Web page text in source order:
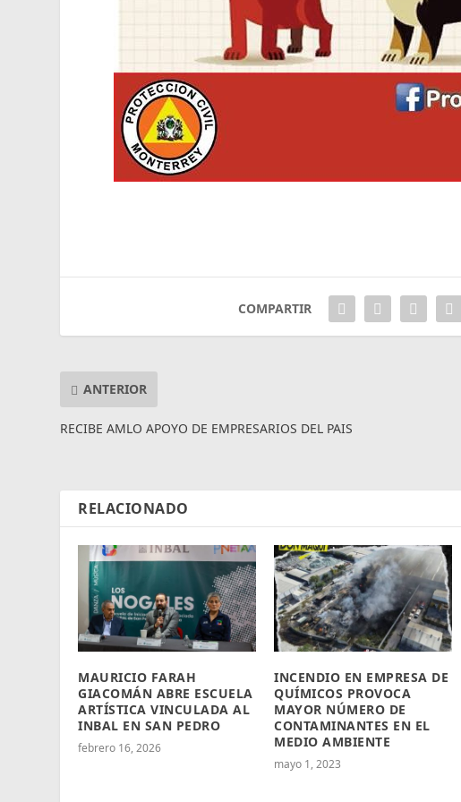
COMPARTIR
ANTERIOR
RECIBE AMLO APOYO DE EMPRESARIOS DEL PAIS
RELACIONADO
MAURICIO FARAH
GIACOMÁN ABRE ESCUELA
ARTÍSTICA VINCULADA AL
INBAL EN SAN PEDRO
febrero 16, 2026
INCENDIO EN EMPRESA DE
QUÍMICOS PROVOCA
MAYOR NÚMERO DE
CONTAMINANTES EN EL
MEDIO AMBIENTE
mayo 1, 2023